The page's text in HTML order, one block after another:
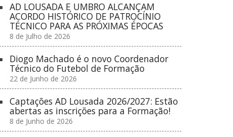
AD LOUSADA E UMBRO ALCANÇAM
ACORDO HISTÓRICO DE PATROCÍNIO
TÉCNICO PARA AS PRÓXIMAS ÉPOCAS
8 de Julho de 2026
Diogo Machado é o novo Coordenador
Técnico do Futebol de Formação
22 de Junho de 2026
Captações AD Lousada 2026/2027: Estão
abertas as inscrições para a Formação!
8 de Junho de 2026